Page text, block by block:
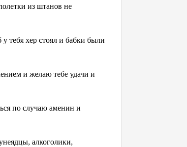
из штанов не
тебя хер стоял и бабки были
и желаю тебе удачи и
по случаю аменин и
алкоголики,